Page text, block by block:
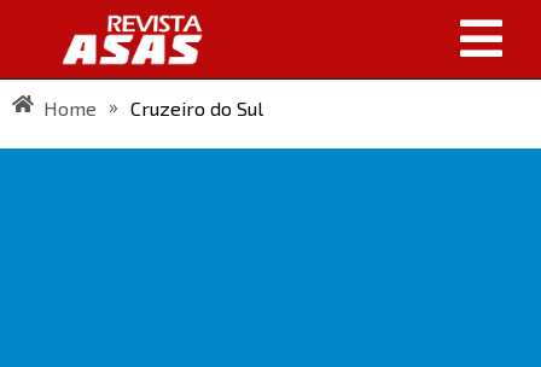
Home » Cruzeiro do Sul